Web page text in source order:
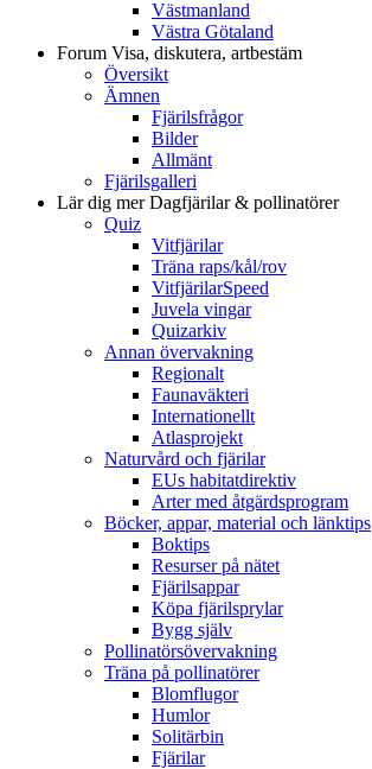
Västmanland
Västra Götaland
Forum Visa, diskutera, artbestäm
Översikt
Ämnen
Fjärilsfrågor
Bilder
Allmänt
Fjärilsgalleri
Lär dig merDagfjärilar & pollinatörer
Quiz
Vitfjärilar
Träna raps/kål/rov
VitfjärilarSpeed
Juvela vingar
Quizarkiv
Annan övervakning
Regionalt
Faunaväkteri
Internationellt
Atlasprojekt
Naturvård och fjärilar
EUs habitatdirektiv
Arter med åtgärdsprogram
Böcker, appar, material och länktips
Boktips
Resurser på nätet
Fjärilsappar
Köpa fjärilsprylar
Bygg själv
Pollinatörsövervakning
Träna på pollinatörer
Blomflugor
Humlor
Solitärbin
Fjärilar